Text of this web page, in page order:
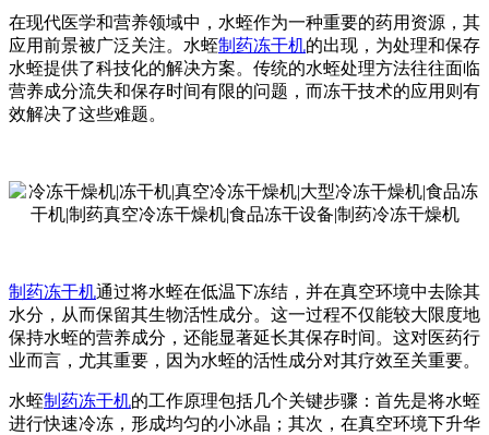
在现代医学和营养领域中，水蛭作为一种重要的药用资源，其
应用前景被广泛关注。水蛭制药冻干机的出现，为处理和保存
水蛭提供了科技化的解决方案。传统的水蛭处理方法往往面临
营养成分流失和保存时间有限的问题，而冻干技术的应用则有
效解决了这些难题。
制药冻干机通过将水蛭在低温下冻结，并在真空环境中去除其
水分，从而保留其生物活性成分。这一过程不仅能较大限度地
保持水蛭的营养成分，还能显著延长其保存时间。这对医药行
业而言，尤其重要，因为水蛭的活性成分对其疗效至关重要。
水蛭制药冻干机的工作原理包括几个关键步骤：首先是将水蛭
进行快速冷冻，形成均匀的小冰晶；其次，在真空环境下升华